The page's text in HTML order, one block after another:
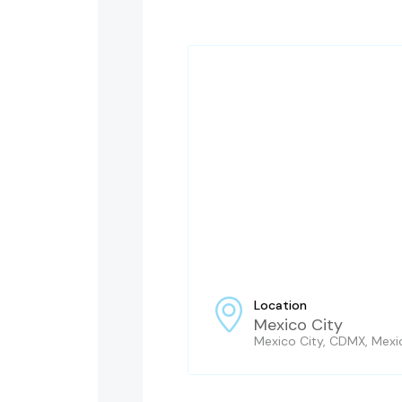
Location
Mexico City
Mexico City, CDMX,